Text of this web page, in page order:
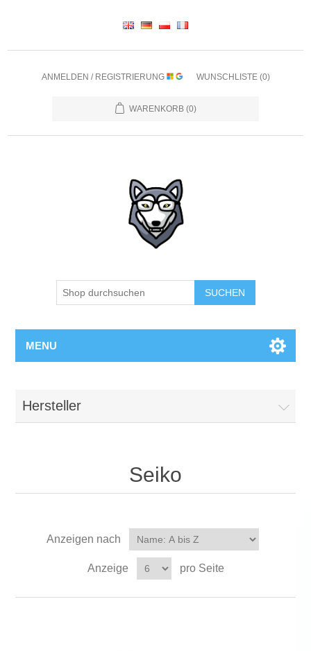
ANMELDEN / REGISTRIERUNG WUNSCHLISTE (0)
WARENKORB (0)
SUCHEN
MENU
Hersteller
Seiko
Anzeigen nach
Anzeige pro Seite